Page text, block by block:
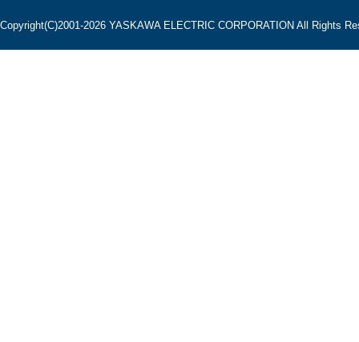
Copyright(C)2001‐2026 YASKAWA ELECTRIC CORPORATION All Rights